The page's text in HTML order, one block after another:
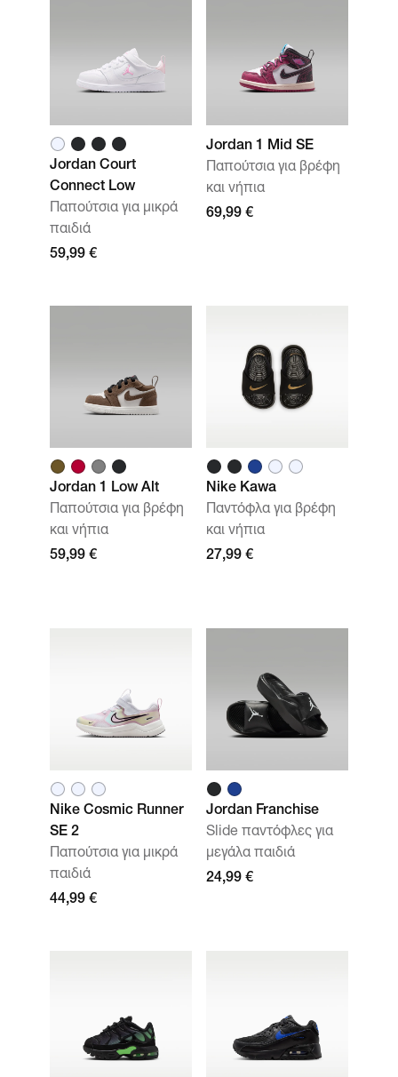
Jordan Court
Connect Low
Παπούτσια για μικρά
παιδιά
59,99 €
Jordan 1 Mid SE
Παπούτσια για βρέφη
και νήπια
69,99 €
Jordan 1 Low Alt
Παπούτσια για βρέφη
και νήπια
59,99 €
Nike Kawa
Παντόφλα για βρέφη
και νήπια
27,99 €
Nike Cosmic Runner
SE 2
Παπούτσια για μικρά
παιδιά
44,99 €
Jordan Franchise
Slide παντόφλες για
μεγάλα παιδιά
24,99 €